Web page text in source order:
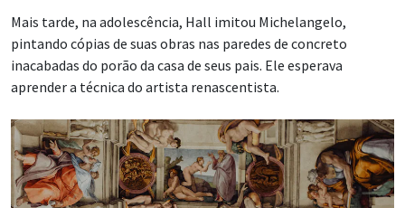
Mais tarde, na adolescência, Hall imitou Michelangelo,
pintando cópias de suas obras nas paredes de concreto
inacabadas do porão da casa de seus pais. Ele esperava
aprender a técnica do artista renascentista.